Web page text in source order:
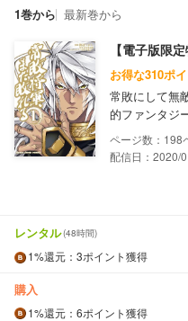
1巻から 最新巻から
【電子版限
お得な310ポ
常敗にして無
的ファンタジ
198
配信日：2020/
レンタル(48時間)
1%還元 ：3ポイント獲得
購入
1%還元 ：6ポイント獲得